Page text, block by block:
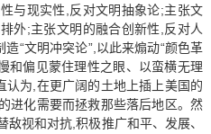
与现实性,反对文明抽象论;主张文
外;主张文明的融合创新性,反对人
“文明冲突论”,以此来煽动“颜色革
和偏见蒙住理性之眼、以蛮横无理
认为,在更广阔的土地上插上美国的
进化需要而拯救那些落后地区。然
视和对抗,积极推广和平、发展、